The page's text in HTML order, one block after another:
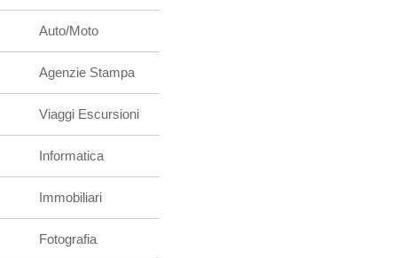
Auto/Moto
Agenzie Stampa
Viaggi Escursioni
Informatica
Immobiliari
Fotografia